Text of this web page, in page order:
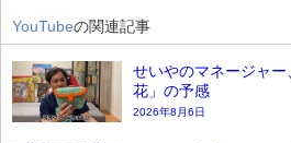
YouTubeの関連記事
せいやのマネージャ
花」の予感
2026年8月6日